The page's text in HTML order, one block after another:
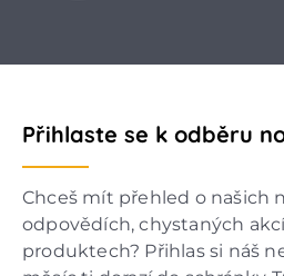
Přihlaste se k odběru
Chceš mít přehled o našich
odpovědích, chystaných
produktech? Přihlas si náš